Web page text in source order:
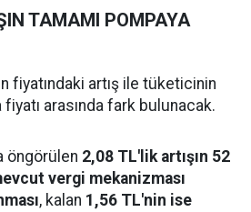
TAMAMI POMPAYA
fiyatındaki artış ile tüketicinin
fiyatı arasında fark bulunacak.
öngörülen 2,08 TL'lik artışın 52
vergi mekanizması
, kalan 1,56 TL'nin ise